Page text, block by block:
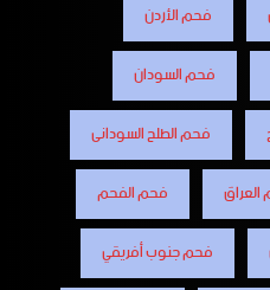
فحم الأردن
فحم السودان
فحم الطلح السودانى
فحم الفحم
فحم جنوب أفريقي